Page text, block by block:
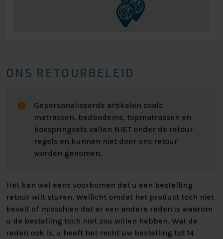
ONS RETOURBELEID
Gepersonaliseerde artikelen zoals
matrassen, bedbodems, topmatrassen en
boxspringsets vallen NIET onder de retour
regels en kunnen niet door ons retour
worden genomen.
Het kan wel eens voorkomen dat u een bestelling
retour wilt sturen. Wellicht omdat het product toch niet
bevalt of misschien dat er een andere reden is waarom
u de bestelling toch niet zou willen hebben. Wat de
reden ook is, u heeft het recht uw bestelling tot 14